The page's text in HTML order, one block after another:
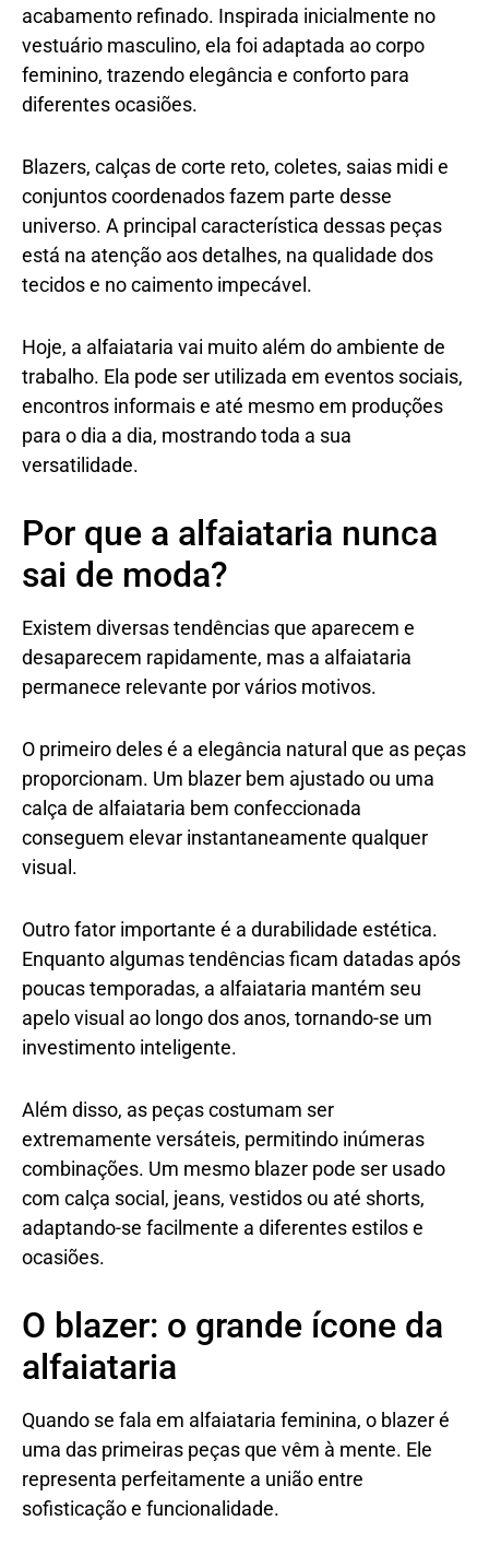
acabamento refinado. Inspirada inicialmente no
vestuário masculino, ela foi adaptada ao corpo
feminino, trazendo elegância e conforto para
diferentes ocasiões.
Blazers, calças de corte reto, coletes, saias midi e
conjuntos coordenados fazem parte desse
universo. A principal característica dessas peças
está na atenção aos detalhes, na qualidade dos
tecidos e no caimento impecável.
Hoje, a alfaiataria vai muito além do ambiente de
trabalho. Ela pode ser utilizada em eventos sociais,
encontros informais e até mesmo em produções
para o dia a dia, mostrando toda a sua
versatilidade.
Por que a alfaiataria nunca
sai de moda?
Existem diversas tendências que aparecem e
desaparecem rapidamente, mas a alfaiataria
permanece relevante por vários motivos.
O primeiro deles é a elegância natural que as peças
proporcionam. Um blazer bem ajustado ou uma
calça de alfaiataria bem confeccionada
conseguem elevar instantaneamente qualquer
visual.
Outro fator importante é a durabilidade estética.
Enquanto algumas tendências ficam datadas após
poucas temporadas, a alfaiataria mantém seu
apelo visual ao longo dos anos, tornando-se um
investimento inteligente.
Além disso, as peças costumam ser
extremamente versáteis, permitindo inúmeras
combinações. Um mesmo blazer pode ser usado
com calça social, jeans, vestidos ou até shorts,
adaptando-se facilmente a diferentes estilos e
ocasiões.
O blazer: o grande ícone da
alfaiataria
Quando se fala em alfaiataria feminina, o blazer é
uma das primeiras peças que vêm à mente. Ele
representa perfeitamente a união entre
sofisticação e funcionalidade.